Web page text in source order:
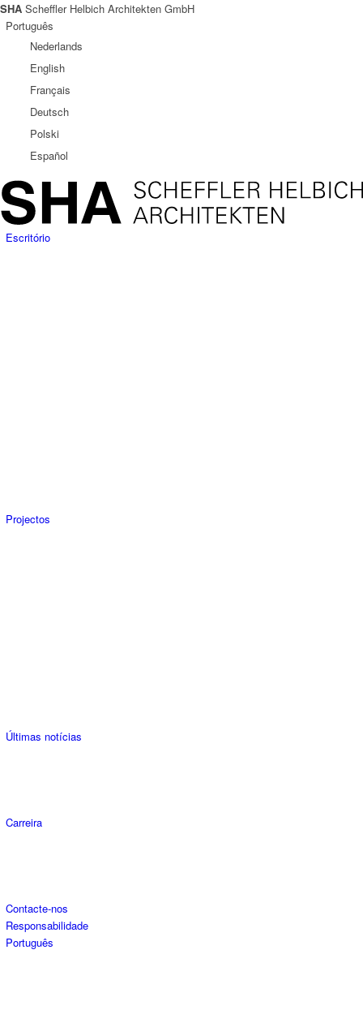
SHA Scheffler Helbich Architekten GmbH
Português
Nederlands
English
Français
Deutsch
Polski
Español
Escritório
Projectos
Últimas notícias
Carreira
Contacte-nos
Responsabilidade
Português